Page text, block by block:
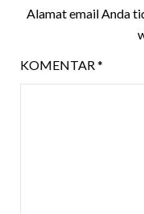
Alamat email Anda
KOMENTAR*